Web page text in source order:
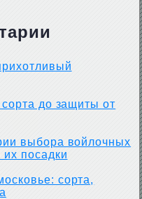
до защиты от
выбора войлочных
посадки
сорта,